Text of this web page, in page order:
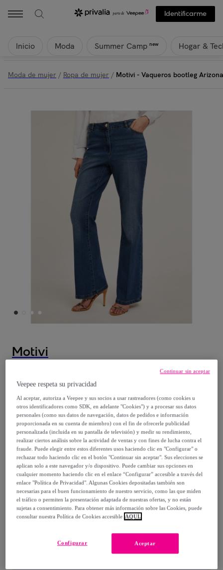
Identificarme
Inicio Moda Summer Camp new Hogar &
Moda de mujer / Ropa de mujer / Motivi - Vaqueros bootleg
Motivi
Motivi - Vaqueros bootleg Arizona - Azul
Desde
34,00 €
85,00 €
-60%
Guía de tallas
Vendido porMiroglio Fashion
Entrega
Veepee respeta su privacidad
Al aceptar, autoriza a Veepee y sus socios a usar rastreadores (como cookies u
otros identificadores como SDK, en adelante "Cookies") y a procesar sus datos
personales (como sus datos de navegación, datos de pedidos e información
proporcionada en su cuenta de miembro) con el fin de ofrecerle publicidad
personalizada (incluida en su pantalla de televisión) y medir su rendimiento,
realizar ciertos análisis sobre la actividad de ventas y con fines de lucha contra el
fraude. Puede elegir entre estos diferentes usos haciendo clic en "Configurar" o
rechazar todo haciendo clic en el botón "Continuar sin aceptar". Sus elecciones se
aplican solo a este navegador y/o dispositivo. Puede cambiar sus opciones en
cualquier momento haciendo clic en el enlace “Configurar” accesible a través del
enlace "Política de Privacidad". Algunas Cookies depositadas también son
necesarias para el buen funcionamiento de nuestro servicio, como las que miden
el tráfico o permiten la presentación adaptada de nuestras ofertas, y no están
sujetas a consentimiento. Para obtener más información sobre las Cookies, puede
consultar nuestra Política de Cookies accesible AQUÍ.
Aceptar
Configurar
Continuar sin aceptar